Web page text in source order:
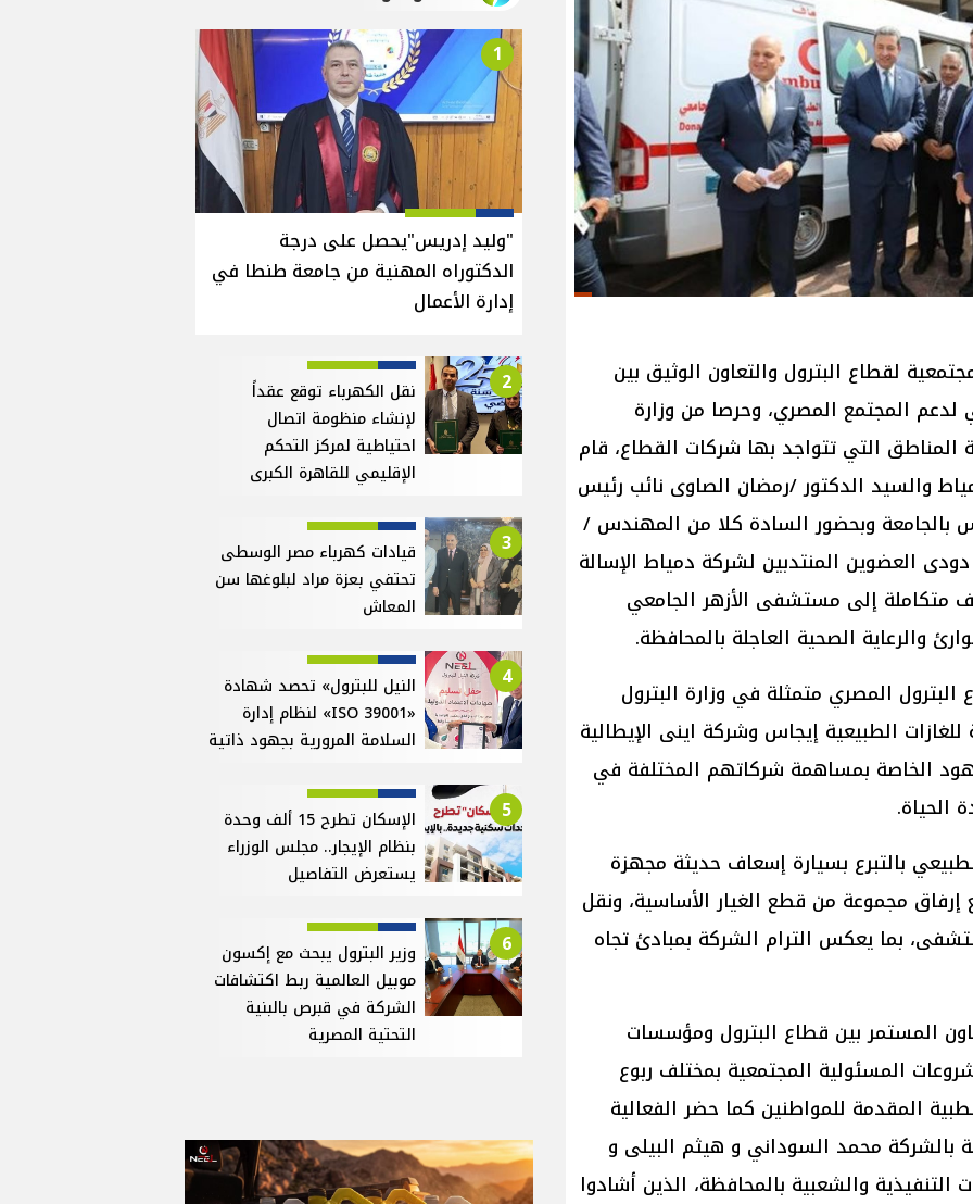
لقطاع البترول والتعاون الوثيق بين
المجتمع المصري، وحرصا من وزارة
المناطق التي تتواجد بها شركات القطاع، قام
والسيد الدكتور /رمضان الصاوى نائب رئيس
بالجامعة وبحضور السادة كلا من المهندس /
العضوين المنتدبين لشركة دمياط الإسالة
متكاملة إلى مستشفى الأزهر الجامعي
والرعاية الصحية العاجلة بالمحافظة.
المصري متمثلة في وزارة البترول
الطبيعية إيجاس وشركة اينى الإيطالية
الخاصة بمساهمة شركاتهم المختلفة في
الحياة.
بالتبرع بسيارة إسعاف حديثة مجهزة
إرفاق مجموعة من قطع الغيار الأساسية، ونقل
بما يعكس الترام الشركة بمبادئ تجاه
المستمر بين قطاع البترول ومؤسسات
المسئولية المجتمعية بمختلف ربوع
المقدمة للمواطنين كما حضر الفعالية
بالشركة محمد السوداني و هيثم البیلی و
والشعبية بالمحافظة، الذين أشادوا
1
"وليد إدريس"يحصل على درجة
الدكتوراه المهنية من جامعة طنطا في
إدارة الأعمال
2
نقل الكهرباء توقع عقداً
لإنشاء منظومة اتصال
احتياطية لمركز التحكم
الإقليمي للقاهرة الكبرى
3
قيادات كهرباء مصر الوسطى
تحتفي بعزة مراد لبلوغها سن
المعاش
4
النيل للبترول» تحصد شهادة
«ISO 39001» لنظام إدارة
السلامة المرورية بجهود ذاتية
5
الإسكان تطرح 15 ألف وحدة
بنظام الإيجار.. مجلس الوزراء
يستعرض التفاصيل
6
وزير البترول يبحث مع إكسون
موبيل العالمية ربط اكتشافات
الشركة في قبرص بالبنية
التحتية المصرية